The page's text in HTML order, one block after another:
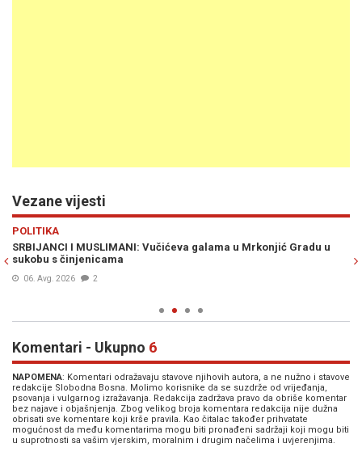
Vezane vijesti
POLITIKA
SRBIJANCI I MUSLIMANI: Vučićeva galama u Mrkonjić Gradu u
sukobu s činjenicama
06. Avg. 2026 2
Komentari - Ukupno 6
NAPOMENA: Komentari odražavaju stavove njihovih autora, a ne nužno i stavove
redakcije Slobodna Bosna. Molimo korisnike da se suzdrže od vrijeđanja,
psovanja i vulgarnog izražavanja. Redakcija zadržava pravo da obriše komentar
bez najave i objašnjenja. Zbog velikog broja komentara redakcija nije dužna
obrisati sve komentare koji krše pravila. Kao čitalac također prihvatate
mogućnost da među komentarima mogu biti pronađeni sadržaji koji mogu biti
u suprotnosti sa vašim vjerskim, moralnim i drugim načelima i uvjerenjima.